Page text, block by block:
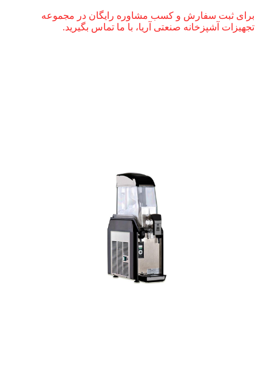
برای ثبت سفارش و کسب مشاوره رایگان در مجموعه
تجهیزات آشپزخانه صنعتی آریا، با ما تماس بگیرید.